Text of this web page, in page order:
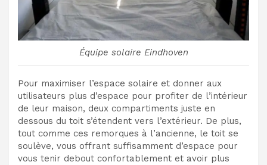
Équipe solaire Eindhoven
Pour maximiser l’espace solaire et donner aux
utilisateurs plus d’espace pour profiter de l’intérieur
de leur maison, deux compartiments juste en
dessous du toit s’étendent vers l’extérieur. De plus,
tout comme ces remorques à l’ancienne, le toit se
soulève, vous offrant suffisamment d’espace pour
vous tenir debout confortablement et avoir plus